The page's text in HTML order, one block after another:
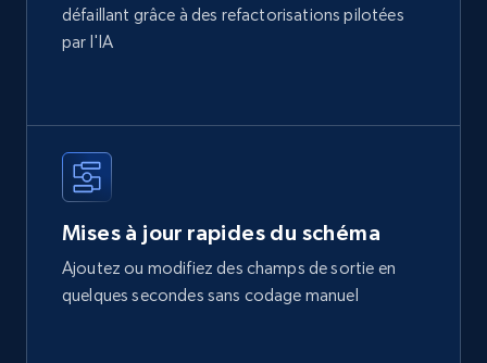
défaillant grâce à des refactorisations pilotées
par l'IA
Mises à jour rapides du schéma
Ajoutez ou modifiez des champs de sortie en
quelques secondes sans codage manuel